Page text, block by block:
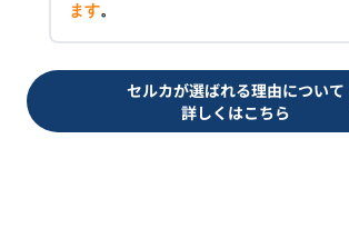
ます。
セルカが選ばれる理由について
詳しくはこちら